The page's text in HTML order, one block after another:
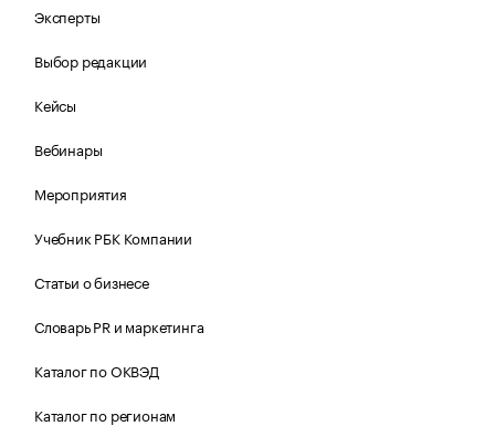
Эксперты
Выбор редакции
Кейсы
Вебинары
Мероприятия
Учебник РБК Компании
Статьи о бизнесе
Словарь PR и маркетинга
Каталог по ОКВЭД
Каталог по регионам